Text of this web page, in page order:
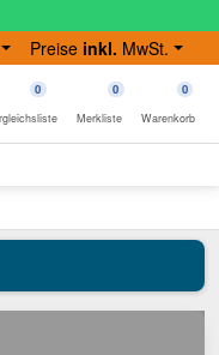
Preise inkl. MwSt.
0 0
Merkliste
0
Warenkorb